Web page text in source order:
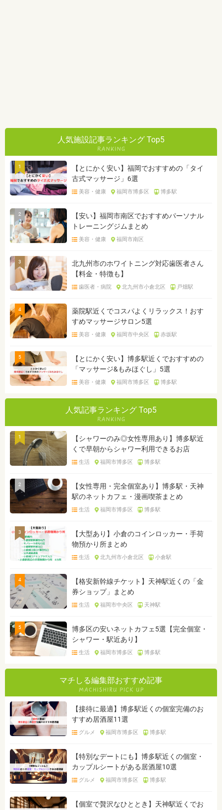
人気施設記事ランキング Top5
1
【とにかく安い】福岡でおすすめの「タイ
古式マッサージ」6選
美容・健康 福岡市博多区 博多駅
2
【安い】福岡市南区でおすすめパーソナル
トレーニングジムまとめ
美容・健康 福岡市南区
3
北九州市のホワイトニング対応歯医者さん
【料金・特徴も】
歯医者・病院 北九州市小倉北区 戸畑駅
4
薬院駅近くでコスパよくリラックス！おす
すめマッサージサロン5選
美容・健康 福岡市中央区 赤坂駅
5
【とにかく安い】博多駅近くでおすすめの
「マッサージ&もみほぐし」5選
美容・健康 福岡市博多区 博多駅
人気記事ランキング Top5
1
【シャワーのみ◎女性専用あり】博多駅近
くで早朝からシャワー利用できるお店
生活 福岡市博多区 博多駅
2
【女性専用・完全個室あり】博多駅・天神
駅のネットカフェ・漫画喫茶まとめ
生活 福岡市博多区 博多駅
3
【大型あり】小倉のコインロッカー・手荷
物預かり所まとめ
生活 北九州市小倉北区 小倉駅
4
【格安新幹線チケット】天神駅近くの「金
券ショップ」まとめ
生活 福岡市中央区 天神駅
5
博多区の安いネットカフェ5選【完全個室・
シャワー・駅近あり】
生活 福岡市博多区 博多駅
マチしる編集部おすすめ記事
【接待に最適】博多駅近くの個室完備のお
すすめ居酒屋11選
グルメ 福岡市博多区 博多駅
【特別なデートにも】博多駅近くの個室・
カップルシートがある居酒屋10選
グルメ 福岡市博多区 博多駅
【個室で贅沢なひととき】天神駅近くでお